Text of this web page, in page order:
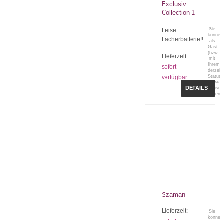
Exclusiv
Collection 1
Leise
Fächerbatterie!!
Lieferzeit:
sofort
verfügbar
Sie
als
Gast
(bzw.
mit
Ihrem
keine
DETAILS
Szaman
Lieferzeit:
Sie